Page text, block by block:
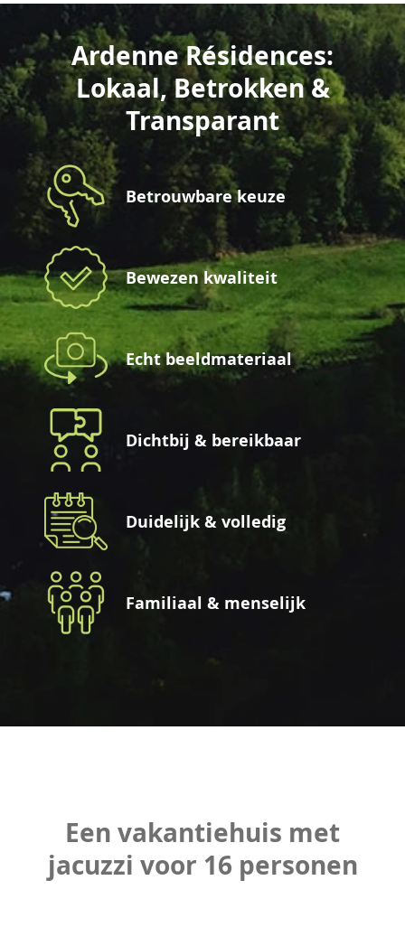
Ardenne Résidences:
Lokaal, Betrokken &
Transparant
Betrouwbare keuze
Bewezen kwaliteit
Echt beeldmateriaal
Dichtbij & bereikbaar
Duidelijk & volledig
Familiaal & menselijk
Een vakantiehuis met
jacuzzi voor 16 personen